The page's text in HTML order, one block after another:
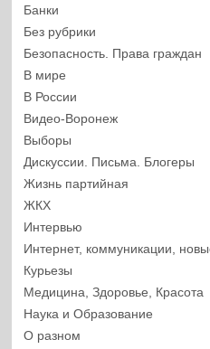
Банки
Без рубрики
Безопасность. Права граждан
В мире
В России
Видео-Воронеж
Выборы
Дискуссии. Письма. Блогеры
Жизнь партийная
ЖКХ
Интервью
Интернет, коммуникации,
Курьезы
Медицина, Здоровье, Красота
Наука и Образование
О разном